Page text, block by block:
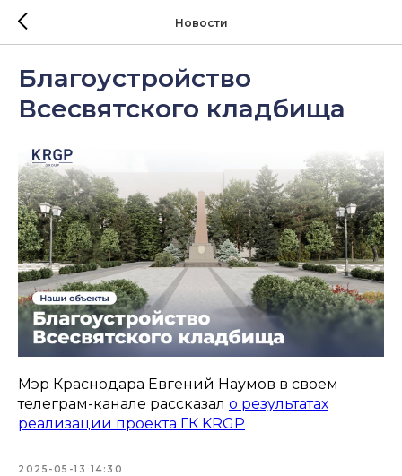
Новости
Благоустройство
Всесвятского кладбища
Мэр Краснодара Евгений Наумов в своем
телеграм-канале рассказал о результатах
реализации проекта ГК KRGP
2025-05-13 14:30